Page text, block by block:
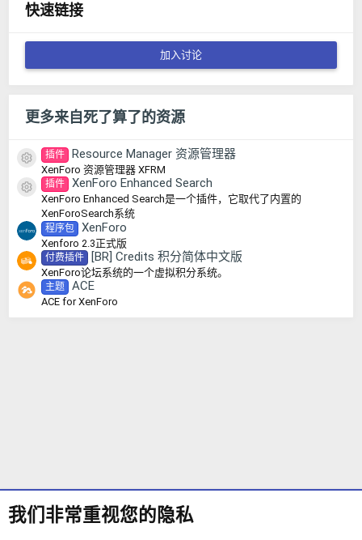
快速链接
加入讨论
更多来自死了算了的资源
资源图标
插件 Resource Manager 资源管理器
XenForo 资源管理器 XFRM
资源图标
插件 XenForo Enhanced Search
XenForo Enhanced Search是一个插件，它取代了内置的
XenForoSearch系统
程序包 XenForo
Xenforo 2.3正式版
付费插件 [BR] Credits 积分简体中文版
XenForo论坛系统的一个虚拟积分系统。
主题 ACE
ACE for XenForo
我们非常重视您的隐私